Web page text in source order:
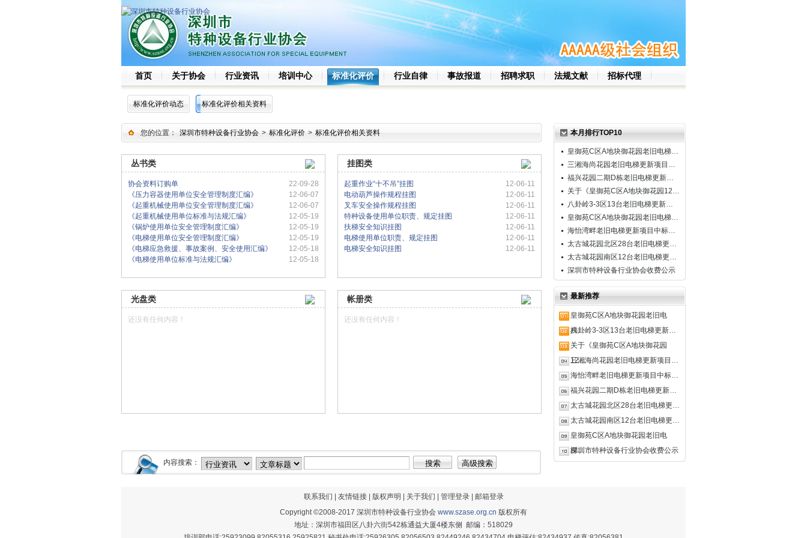
首页 关于协会 行业资讯 培训中心 标准化评价 行业自律 事故报道 招聘求职 法规文献 招标代理
标准化评价动态 标准化评价相关资料
您的位置： 深圳市特种设备行业协会 > 标准化评价 > 标准化评价相关资料
丛书类
22-09-28
协会资料订购单
12-06-07
《压力容器使用单位安全管理制度汇编》
12-06-07
《起重机械使用单位安全管理制度汇编》
12-05-19
《起重机械使用单位标准与法规汇编》
12-05-19
《锅炉使用单位安全管理制度汇编》
12-05-19
《电梯使用单位安全管理制度汇编》
12-05-18
《电梯应急救援、事故案例、安全使用汇编》
12-05-18
《电梯使用单位标准与法规汇编》
挂图类
12-06-11
起重作业“十不吊”挂图
12-06-11
电动葫芦操作规程挂图
12-06-11
叉车安全操作规程挂图
12-06-11
特种设备使用单位职责、规定挂图
12-06-11
扶梯安全知识挂图
12-06-11
电梯使用单位职责、规定挂图
12-06-11
电梯安全知识挂图
光盘类
还没有任何内容！
帐册类
还没有任何内容！
内容搜索：
本月排行TOP10
皇御苑C区A地块御花园老旧电梯…
三湘海尚花园老旧电梯更新项目…
福兴花园二期D栋老旧电梯更新…
关于《皇御苑C区A地块御花园12…
八卦岭3-3区13台老旧电梯更新…
皇御苑C区A地块御花园老旧电梯…
海怡湾畔老旧电梯更新项目中标…
太古城花园北区28台老旧电梯更…
太古城花园南区12台老旧电梯更…
深圳市特种设备行业协会收费公示
最新推荐
皇御苑C区A地块御花园老旧电
梯…
八卦岭3-3区13台老旧电梯更新…
关于《皇御苑C区A地块御花园
12…
三湘海尚花园老旧电梯更新项目…
海怡湾畔老旧电梯更新项目中标…
福兴花园二期D栋老旧电梯更新…
太古城花园北区28台老旧电梯更…
太古城花园南区12台老旧电梯更…
皇御苑C区A地块御花园老旧电
梯…
深圳市特种设备行业协会收费公示
联系我们 友情链接| 版权声明 关于我们 管理登录| 邮箱登录
Copyright ©2008-2017 深圳市特种设备行业协会 www.szase.org.cn 版权所有
地址：深圳市福田区八卦六街542栋通益大厦4楼东侧 邮编：518029